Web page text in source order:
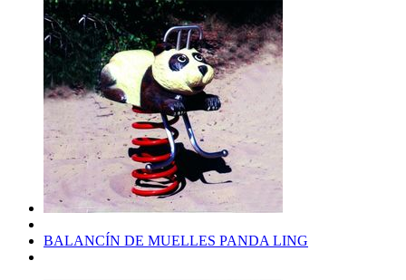
BALANCÍN DE MUELLES PANDA LING